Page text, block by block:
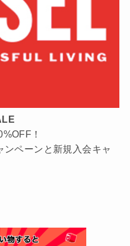
！
ペーンと新規入会キャ